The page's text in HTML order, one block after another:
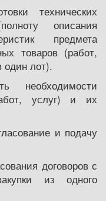
технических
описания
предмета
товаров (работ,
один лот).
необходимости
услуг) и их
и подачу
договоров с
из одного